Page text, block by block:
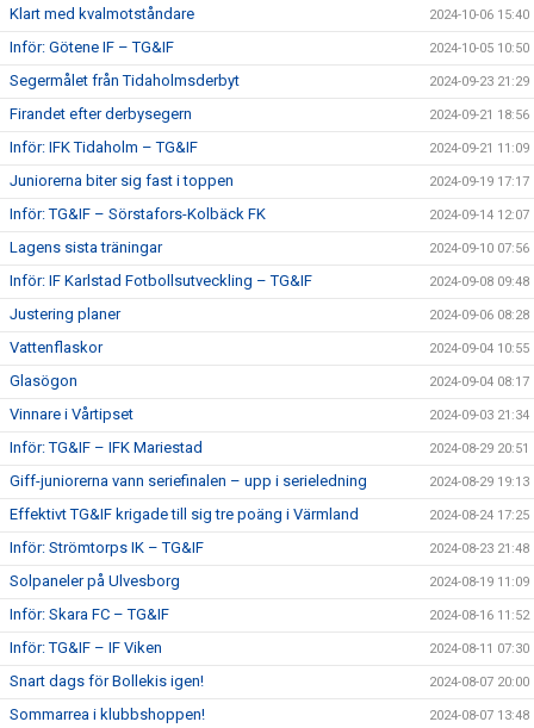
Klart med kvalmotståndare 2024-10-06 15:40
Inför: Götene IF – TG&IF 2024-10-05 10:50
Segermålet från Tidaholmsderbyt 2024-09-23 21:29
Firandet efter derbysegern 2024-09-21 18:56
Inför: IFK Tidaholm – TG&IF 2024-09-21 11:09
Juniorerna biter sig fast i toppen 2024-09-19 17:17
Inför: TG&IF – Sörstafors-Kolbäck FK 2024-09-14 12:07
Lagens sista träningar 2024-09-10 07:56
Inför: IF Karlstad Fotbollsutveckling – TG&IF 2024-09-08 09:48
Justering planer 2024-09-06 08:28
Vattenflaskor 2024-09-04 10:55
Glasögon 2024-09-04 08:17
Vinnare i Vårtipset 2024-09-03 21:34
Inför: TG&IF – IFK Mariestad 2024-08-29 20:51
Giff-juniorerna vann seriefinalen – upp i serieledning 2024-08-29 19:13
Effektivt TG&IF krigade till sig tre poäng i Värmland 2024-08-24 17:25
Inför: Strömtorps IK – TG&IF 2024-08-23 21:48
Solpaneler på Ulvesborg 2024-08-19 11:09
Inför: Skara FC – TG&IF 2024-08-16 11:52
Inför: TG&IF – IF Viken 2024-08-11 07:30
Snart dags för Bollekis igen! 2024-08-07 20:00
Sommarrea i klubbshoppen! 2024-08-07 13:48